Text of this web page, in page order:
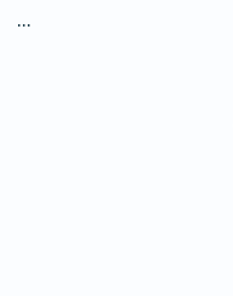
...